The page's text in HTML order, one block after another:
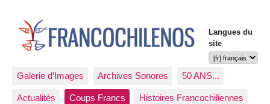
Langues du
site
Galerie d’Images Archives Sonores 50 ANS...
Actualités Coups Francs Histoires Francochiliennes